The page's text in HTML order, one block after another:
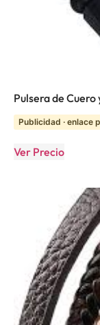
Pulsera de
Publicidad · enlace
Ver Precio